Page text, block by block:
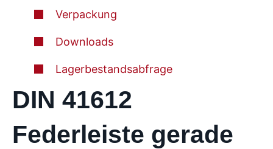
Verpackung
Downloads
Lagerbestandsabfrage
DIN 41612
Federleiste gerade